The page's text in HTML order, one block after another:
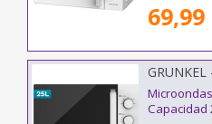
69,99
GRUNKEL
Capacidad